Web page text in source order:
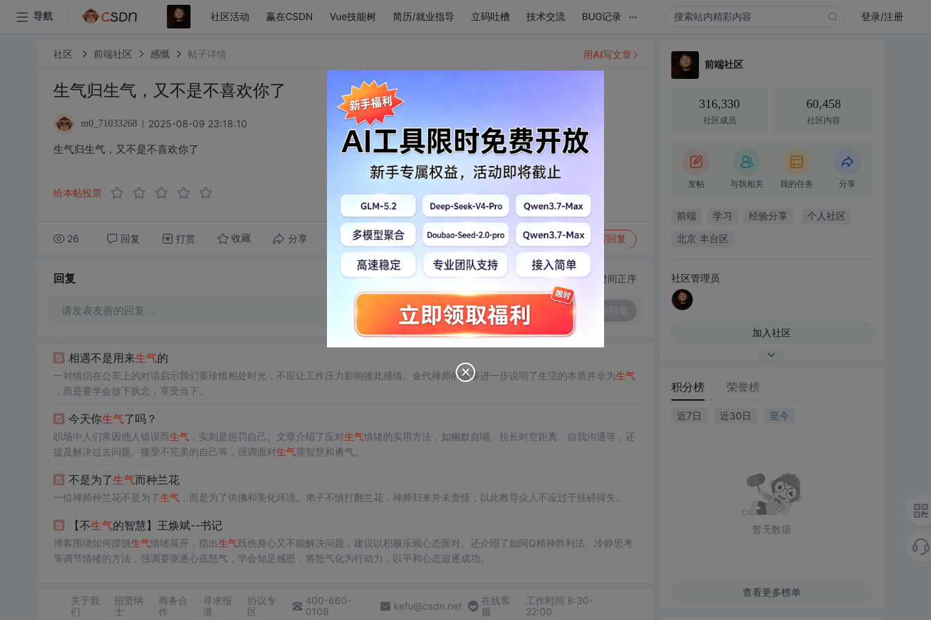
导航 社区活动 赢在CSDN Vue技能树 简历/就业指导 立码吐槽 技术交流 BUG记录 ... 登录/注册
社区 前端社区 感慨 帖子详情
生气归生气，又不是不喜欢你了
m0_71033268 2025-08-09 23:18:10
生气归生气，又不是不喜欢你了
给本帖投票
26 回复 打赏 收藏 分享 转发到动态 举报 写回复
用AI写文章
回复 切换为时间正序
请发表友善的回复…
相遇不是用来生气的
一对情侣在公车上的对话启示我们要珍惜相处时光，不应让工作压力影响彼此感情。金代禅师的故事进一步说明了生活的本质并非为生气
，而是要学会放下执念，享受当下。
今天你生气了吗？
职场中人们常因他人错误而生气，实则是惩罚自己。文章介绍了应对生气情绪的实用方法，如幽默自嘲、拉长时空距离、自我沟通等，还
提及解决过去问题、接受不完美的自己等，强调面对生气需智慧和勇气。
不是为了生气而种兰花
一位禅师种兰花不是为了生气，而是为了供佛和美化环境。弟子不慎打翻兰花，禅师归来并未责怪，以此教导众人不应过于挂碍得失。
【不生气的智慧】王焕斌--书记
博客围绕如何摆脱生气情绪展开，指出生气既伤身心又不能解决问题，建议以积极乐观心态面对。还介绍了如阿Q精神胜利法、冷静思考
等调节情绪的方法，强调要驱逐心底怒气，学会知足感恩，将怒气化为行动力，以平和心态追逐成功。
关于我
们
招贤纳
士
商务合
作
寻求报
道
协议专
区
400-660-
0108
kefu@csdn.net
在线客
服
工作时间 8:30-
22:00
前端社区
316,330
社区成员
60,458
社区内容
发帖 与我相关 我的任务 分享
前端 学习 经验分享 个人社区
北京·丰台区
社区管理员
加入社区
积分榜 荣誉榜
近7日 近30日 至今
暂无数据
查看更多榜单